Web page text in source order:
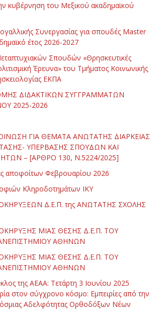
κυβέρνηση του Μεξικού ακαδημαϊκού
Συνεργασίας για σπουδές Master
έτος 2026-2027
Σπουδών «Θρησκευτικές
Έρευνα» του Τμήματος Κοινωνικής
ΕΚΠΑ
ΔΙΔΑΚΤΙΚΩΝ ΣΥΓΓΡΑΜΜΑΤΩΝ
2025-2026
ΓΙΑ ΘΕΜΑΤΑ ΑΝΩΤΑΤΗΣ ΔΙΑΡΚΕΙΑΣ
ΥΠΕΡΒΑΣΗΣ ΣΠΟΥΔΩΝ ΚΑΙ
– [ΑΡΘΡΟ 130, Ν.5224/2025]
αποφοίτων Φεβρουαρίου 2026
Κληροδοτημάτων ΙΚΥ
Δ.Ε.Π. της ΑΝΩΤΑΤΗΣ ΣΧΟΛΗΣ
ΜΙΑΣ ΘΕΣΗΣ Δ.Ε.Π. ΤΟΥ
ΑΘΗΝΩΝ
ΜΙΑΣ ΘΕΣΗΣ Δ.Ε.Π. ΤΟΥ
ΑΘΗΝΩΝ
της ΑΕΑΑ: Τετάρτη 3 Ιουνίου 2025
στον σύγχρονο κόσμο: Εμπειρίες από την
Αδελφότητας Ορθοδόξων Νέων